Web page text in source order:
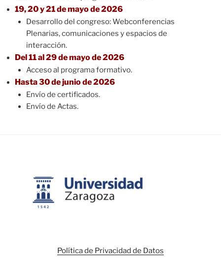
19, 20 y 21 de mayo de 2026
Desarrollo del congreso: Webconferencias
Plenarias, comunicaciones y espacios de
interacción.
Del 11 al 29 de mayo de 2026
Acceso al programa formativo.
Hasta 30 de junio de 2026
Envío de certificados.
Envío de Actas.
Política de Privacidad de Datos